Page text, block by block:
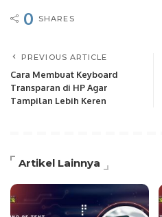
0 SHARES
PREVIOUS ARTICLE
Cara Membuat Keyboard
Transparan di HP Agar
Tampilan Lebih Keren
Artikel Lainnya